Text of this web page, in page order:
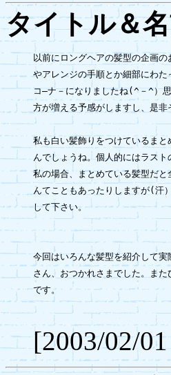
タイトル＆
以前にロングヘアの髪型の企画
やアレンジの手順とか細部にわ
コ―ナ－になりましたね(^－^）
方が増える予感がしますし、是非
私も白い髪飾りをつけているま
んでしょうね。個人的にはラス
私の場合、まとめている髪型だ
んてこともあったりしますが(汗
して下さい。
今回はいろんな髪型を紹介して
さん、おつかれさまでした。ま
です。
[2003/02/